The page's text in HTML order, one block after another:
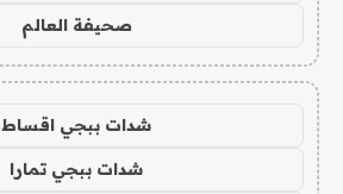
صحيفة العالم
شدات ببجي اقساط
شدات ببجي تمارا